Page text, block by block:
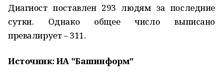
Диагност поставлен 293 людям за последние
сутки. Однако общее число выписано
превалирует – 311.
Источник: ИА "Башинформ"